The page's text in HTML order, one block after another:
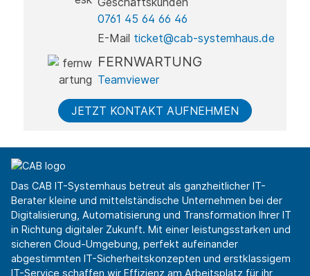
0761 45 64 66 46
E-Mail ticket@cab-systemhaus.de
FERNWARTUNG
Teamviewer
JETZT KONTAKT AUFNEHMEN
Das CAB IT-Systemhaus betreut als ganzheitlicher IT-
Berater kleine und mittelständische Unternehmen bei der
Digitalisierung, Automatisierung und Transformation Ihrer IT
in Richtung digitaler Zukunft. Mit einer leistungsstarken und
sicheren Cloud-Umgebung, perfekt aufeinander
abgestimmten IT-Sicherheitskonzepten und erstklassigem
IT-Service schaffen wir Effizienz am Arbeitsplatz für ihr